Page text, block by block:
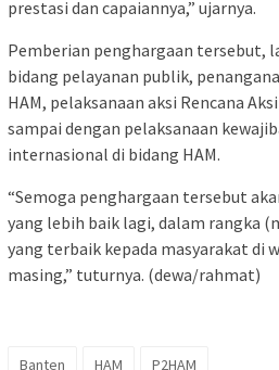
prestasi dan capaiannya,” ujarnya.
Pemberian penghargaan tersebut,
bidang pelayanan publik,
HAM, pelaksanaan aksi Rencana
sampai dengan pelaksanaan
internasional di bidang HAM.
“Semoga penghargaan tersebut
yang lebih baik lagi, dalam rangka
yang terbaik kepada masyarakat di
masing,” tuturnya. (dewa/rahmat)
Banten HAM P2HAM